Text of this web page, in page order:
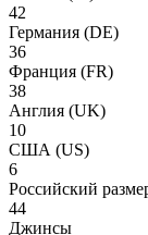
42
Германия (DE)
36
Франция (FR)
38
Англия (UK)
10
США (US)
6
Российский
44
Джинсы